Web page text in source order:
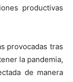
productivas
provocadas tras
la pandemia,
de manera